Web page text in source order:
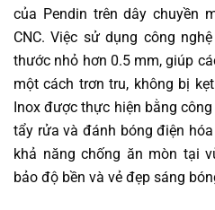
của Pendin trên dây chuyền
CNC. Việc sử dụng công
thước nhỏ hơn 0.5 mm, giúp
một cách trơn tru, không bị
Inox được thực hiện bằng
tẩy rửa và đánh bóng điện
khả năng chống ăn mòn tại
bảo độ bền và vẻ đẹp sáng